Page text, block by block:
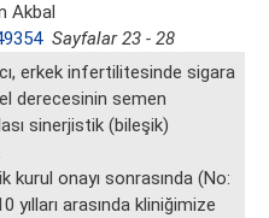
Akbal
Sayfalar 23 - 28
erkek infertilitesinde sigara
derecesinin semen
sinerjistik (bileşik)
kurul onayı sonrasında (No:
arasında kliniğimize